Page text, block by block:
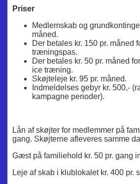
Priser
Medlemskab og
måned.
Der betales kr. 150 pr. måned
træningspas.
Der betales kr. 50 pr. måned
ice træning.
Skøjteleje kr. 95 pr. måned.
Indmeldelses gebyr kr. 500,-
kampagne perioder).
Lån af skøjter for medlemmer på
gang. Skøjterne afleveres samme
Gæst på familiehold kr. 50 pr. gang
Leje af skab i klublokalet kr. 400 pr.